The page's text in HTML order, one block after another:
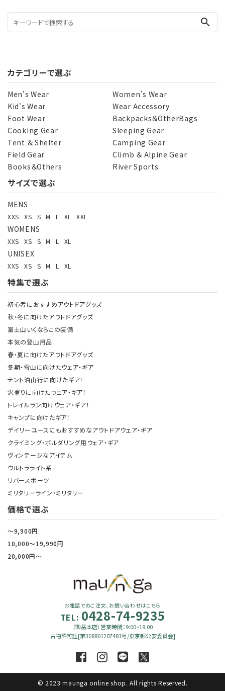
search
カテゴリーで選ぶ
Men's Wear
Women's Wear
Kid's Wear
Wear Accessory
Foot Wear
Backpacks＆OtherBags
Cooking Gear
Sleeping Gear
Tent ＆ Shelter
Camping Gear
Field Gear
Climb ＆ Alpine Gear
Books＆Others
River Sports
サイズで選ぶ
MENS
XXS XS S M L XL XXL
WOMENS
XXS XS S M L XL
UNISEX
XXS XS S M L XL
特集で選ぶ
初心者におすすめアウトドアグッズ
秋・冬に向けたアウトドアグッズ
富士山いくならこの装備
本気の登山用品
春・夏に向けたアウトドアグッズ
冬期・雪山に向けたウェア・ギア
テント泊山行に向けたギア！
沢登りに向けたウェア・ギア！
トレイルラン向けウェア・ギア！
キャンプに向けたギア！
デイリーユースにもおすすめなアウトドアウェア・ギア
クライミング・ボルダリング用ウェア・ギア
ヴィンテージなアイテム
ウルトラライト系
リバースポーツ
ミリタリーライン・ミリタリー
価格で選ぶ
～9,900円
10,000～19,990円
20,000円～
お電話でのご注文、お問い合わせはこちら
TEL: 0428-74-9235
（御岳本店）営業時間：9:00~19:00
古物許可証[第308801207481号/東京都公安委員会]
© 2023 maunga online shop. All rights Reserved.